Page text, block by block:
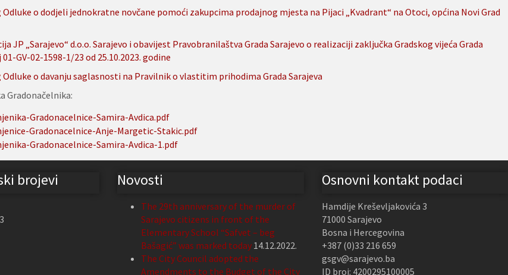
o dodjeli jednokratne novčane pomoći zakupcima prodajnog mjesta na Pijaci „Kvadrant“ na Otoci, općina Novi Grad
JP „Sarajevo“ d.o.o. Sarajevo i obavijest Pravobranilaštva Grada Sarajevo o realizaciji zaključka Gradskog vijeća Grada
GV-02-1598-1/23 od 25.10.2023. godine
o davanju saglasnosti na Pravilnik o vlastitim prihodima Grada Sarajeva
Gradonačelnika:
Gradonacelnice-Samira-Avdica.pdf
Gradonacelnice-Anje-Margetic-Stakic.pdf
Gradonacelnice-Samira-Avdica-1.pdf
brojevi Novosti
The 29th anniversary of the murder of
Sarajevo citizens in front of the
Elementary School “Safvet – beg
Bašagić” was marked today 14.12.2022.
The City Council adopted the
Amendments to the Budget of the City
Osnovni kontakt podaci
Hamdije Kreševljakovića 3
71000 Sarajevo
Bosna i Hercegovina
+387 (0)33 216 659
gsgv@sarajevo.ba
ID broj: 4200295100005